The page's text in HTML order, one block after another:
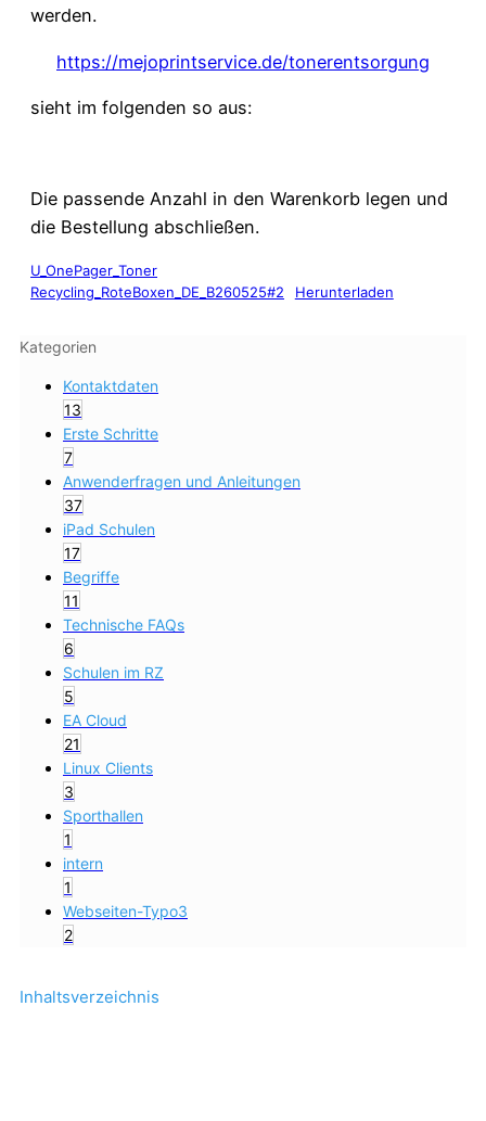
Inhaltsverzeichnis
werden.
https://mejoprintservice.de/tonerentsorgung
sieht im folgenden so aus:
Die passende Anzahl in den Warenkorb legen und
die Bestellung abschließen.
U_OnePager_Toner
Recycling_RoteBoxen_DE_B260525#2
Herunterladen
Kategorien
Kontaktdaten
13
Erste Schritte
7
Anwenderfragen und Anleitungen
37
iPad Schulen
17
Begriffe
11
Technische FAQs
6
Schulen im RZ
5
EA Cloud
21
Linux Clients
3
Sporthallen
1
intern
1
Webseiten-Typo3
2